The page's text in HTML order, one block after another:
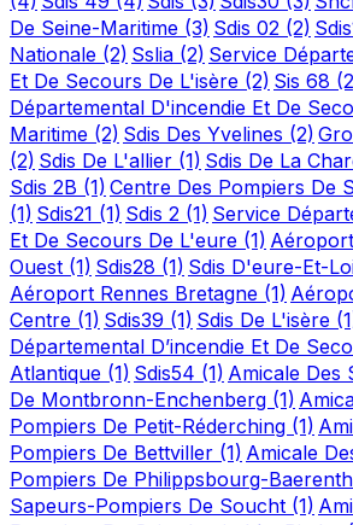
De Seine-Maritime (3) Sdis 02 (2)
Nationale (2) Sslia (2) Service
Et De Secours De L'isère (2) Sis 68
Départemental D'incendie Et De
Maritime (2) Sdis Des Yvelines (2)
(2) Sdis De L'allier (1) Sdis De La
Sdis 2B (1) Centre Des Pompiers De
(1) Sdis21 (1) Sdis 2 (1) Service
Et De Secours De L'eure (1)
Ouest (1) Sdis28 (1) Sdis D'eure-Et-
Aéroport Rennes Bretagne (1)
Centre (1) Sdis39 (1) Sdis De L'isère
Départemental D’incendie Et De
Atlantique (1) Sdis54 (1) Amicale Des
De Montbronn-Enchenberg (1)
Pompiers De Petit-Réderching (1)
Pompiers De Bettviller (1) Amicale
Pompiers De Philippsbourg-
Sapeurs-Pompiers De Soucht (1)